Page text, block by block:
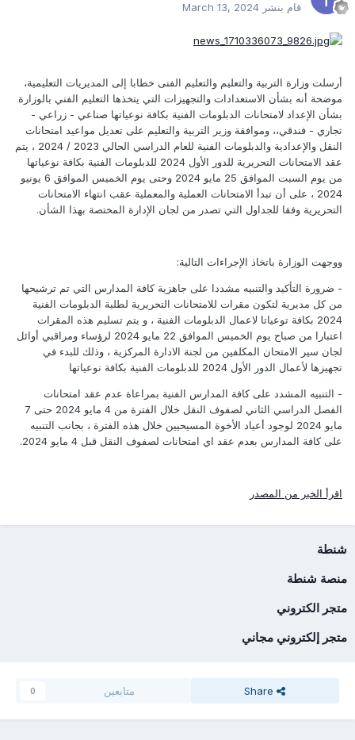
قام بنشر March 13, 2024
أرسلت وزارة التربية والتعليم والتعليم الفنى خطابا إلى المديريات التعليمية،
موضحة أنه بشأن الاستعدادات والتجهيزات التي يتخذها التعليم الفني بالوزارة
بشأن الإعداد لامتحانات الدبلومات الفنية بكافة نوعياتها صناعي - زراعي -
تجاري - فندقي،، وموافقة وزير التربية والتعليم على تعديل مواعيد امتحانات
النقل والإعدادية والدبلومات الفنية للعام الدراسي الحالي 2023 / 2024 ، يتم
عقد الامتحانات التحريرية للدور الأول 2024 للدبلومات الفنية بكافة نوعياتها
من يوم السبت الموافق 25 مايو 2024 وحتى يوم الخميس الموافق 6 يونيو
2024 ، على أن تبدأ الامتحانات العملية والمعملية عقب انتهاء الامتحانات
التحريرية وفقا للجداول التي تصدر من لجان الإدارة المختصة بهذا الشأن.
ووجهت الوزارة باتخاذ الإجراءات التالية:
- ضرورة التأكيد والتنبيه مشددا على جاهزية كافة المدارس التي تم ترشيحها
من كل مديرية لتكون مقرات للامتحانات التحريرية لطلبة الدبلومات الفنية
2024 بكافة توعياتا لاعمال الدبلومات الفنية ، و يتم تسليم هذه المقرات
اعتبارا من صباح يوم الخميس الموافق 22 مايو 2024 لرؤساء ومراقبي أوائل
لجان سير الامتحان المكلفين من لجنة الادارة المركزية ، وذلك للبدء في
تجهيزها لأعمال الدور الأول 2024 للدبلومات الفنية بكافة نوعياتها
- التنبيه المشدد على كافة المدارس الفنية بمراعاة عدم عقد امتحانات
الفصل الدراسي الثاني لصفوف النقل خلال الفترة من 4 مايو 2024 حتى 7
مايو 2024 لوجود أعياد الأخوة المسيحيين خلال هذه الفترة ، بجانب التنبيه
على كافة المدارس بعدم عقد اي امتحانات لصفوف النقل قبل 4 مايو 2024.
اقرأ الخبر من المصدر
شنطة
منصة شنطة
متجر الكتروني
متجر إلكتروني مجاني
Share متابعين 0